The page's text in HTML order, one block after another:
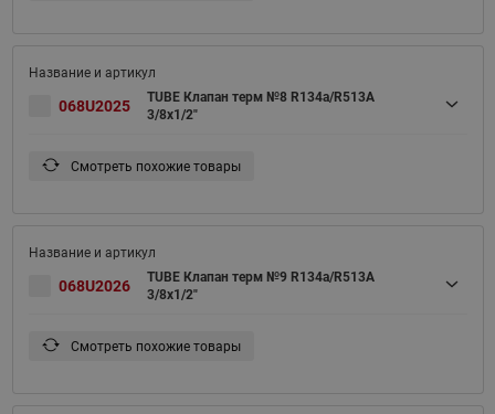
068U2025
TUBE Клапан терм №8 R134a/R513A
3/8x1/2"
Смотреть похожие товары
068U2026
TUBE Клапан терм №9 R134a/R513A
3/8x1/2"
Смотреть похожие товары